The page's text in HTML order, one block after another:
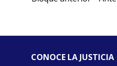
CONOCE LA JUSTICIA